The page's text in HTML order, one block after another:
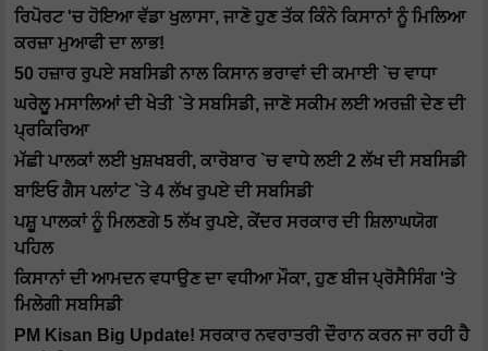
ਰਿਪੋਰਟ 'ਚ ਹੋਇਆ ਵੱਡਾ ਖੁਲਾਸਾ, ਜਾਣੋ ਹੁਣ ਤੱਕ ਕਿੰਨੇ ਕਿਸਾਨਾਂ ਨੂੰ ਮਿਲਿਆ
ਕਰਜ਼ਾ ਮੁਆਫੀ ਦਾ ਲਾਭ!
50 ਹਜ਼ਾਰ ਰੁਪਏ ਸਬਸਿਡੀ ਨਾਲ ਕਿਸਾਨ ਭਰਾਵਾਂ ਦੀ ਕਮਾਈ `ਚ ਵਾਧਾ
ਘਰੇਲੂ ਮਸਾਲਿਆਂ ਦੀ ਖੇਤੀ `ਤੇ ਸਬਸਿਡੀ, ਜਾਣੋ ਸਕੀਮ ਲਈ ਅਰਜ਼ੀ ਦੇਣ ਦੀ
ਪ੍ਰਕਿਰਿਆ
ਮੱਛੀ ਪਾਲਕਾਂ ਲਈ ਖੁਸ਼ਖਬਰੀ, ਕਾਰੋਬਾਰ `ਚ ਵਾਧੇ ਲਈ 2 ਲੱਖ ਦੀ ਸਬਸਿਡੀ
ਬਾਇਓ ਗੈਸ ਪਲਾਂਟ `ਤੇ 4 ਲੱਖ ਰੁਪਏ ਦੀ ਸਬਸਿਡੀ
ਪਸ਼ੂ ਪਾਲਕਾਂ ਨੂੰ ਮਿਲਣਗੇ 5 ਲੱਖ ਰੁਪਏ, ਕੇਂਦਰ ਸਰਕਾਰ ਦੀ ਸ਼ਿਲਾਘਯੋਗ
ਪਹਿਲ
ਕਿਸਾਨਾਂ ਦੀ ਆਮਦਨ ਵਧਾਉਣ ਦਾ ਵਧੀਆ ਮੌਕਾ, ਹੁਣ ਬੀਜ ਪ੍ਰੋਸੈਸਿੰਗ 'ਤੇ
ਮਿਲੇਗੀ ਸਬਸਿਡੀ
PM Kisan Big Update! ਸਰਕਾਰ ਨਵਰਾਤਰੀ ਦੌਰਾਨ ਕਰਨ ਜਾ ਰਹੀ ਹੈ